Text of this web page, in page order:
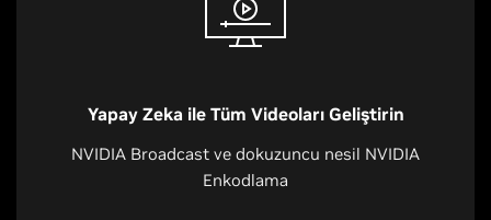
Yapay Zeka ile Tüm Videoları Geliştirin
NVIDIA Broadcast ve dokuzuncu nesil NVIDIA
Enkodlama